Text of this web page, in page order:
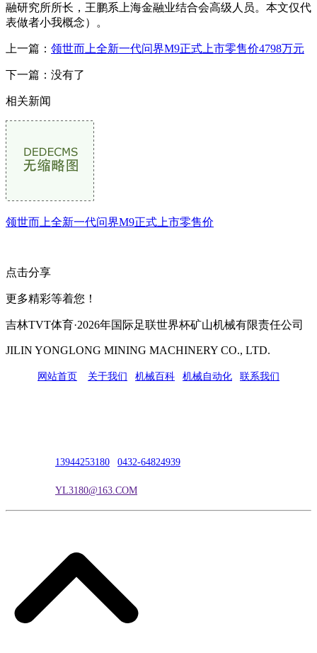
融研究所所长，王鹏系上海金融业结合会高级人员。本文仅代
表做者小我概念）。
上一篇： 领世而上全新一代问界M9正式上市零售价4798万元
下一篇：没有了
相关新闻
领世而上全新一代问界M9正式上市零售价
点击分享
更多精彩等着您！
吉林TVT体育·2026年国际足联世界杯矿山机械有限责任公司
JILIN YONGLONG MINING MACHINERY CO., LTD.
网站首页 关于我们 机械百科 机械自动化 联系我们
13944253180 0432-64824939
YL3180@163.COM